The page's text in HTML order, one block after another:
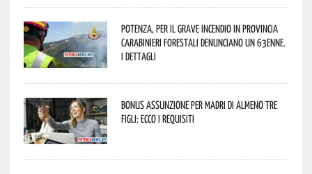
Potenza, per il grave incendio in Provincia
Carabinieri forestali denunciano un 63enne.
I dettagli
Bonus assunzione per madri di almeno tre
figli: ecco i requisiti